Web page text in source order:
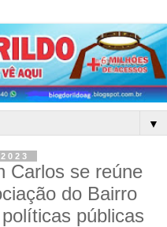
▼
Carlos se reúne
do Bairro
públicas